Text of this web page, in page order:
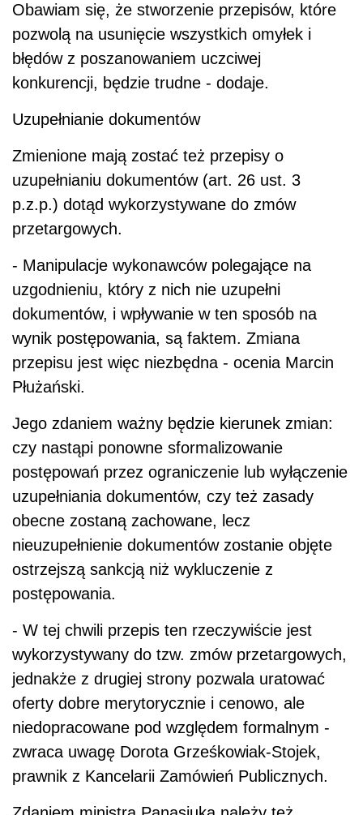
Obawiam się, że stworzenie przepisów, które
pozwolą na usunięcie wszystkich omyłek i
błędów z poszanowaniem uczciwej
konkurencji, będzie trudne - dodaje.
Uzupełnianie dokumentów
Zmienione mają zostać też przepisy o
uzupełnianiu dokumentów (art. 26 ust. 3
p.z.p.) dotąd wykorzystywane do zmów
przetargowych.
- Manipulacje wykonawców polegające na
uzgodnieniu, który z nich nie uzupełni
dokumentów, i wpływanie w ten sposób na
wynik postępowania, są faktem. Zmiana
przepisu jest więc niezbędna - ocenia Marcin
Płużański.
Jego zdaniem ważny będzie kierunek zmian:
czy nastąpi ponowne sformalizowanie
postępowań przez ograniczenie lub wyłączenie
uzupełniania dokumentów, czy też zasady
obecne zostaną zachowane, lecz
nieuzupełnienie dokumentów zostanie objęte
ostrzejszą sankcją niż wykluczenie z
postępowania.
- W tej chwili przepis ten rzeczywiście jest
wykorzystywany do tzw. zmów przetargowych,
jednakże z drugiej strony pozwala uratować
oferty dobre merytorycznie i cenowo, ale
niedopracowane pod względem formalnym -
zwraca uwagę Dorota Grześkowiak-Stojek,
prawnik z Kancelarii Zamówień Publicznych.